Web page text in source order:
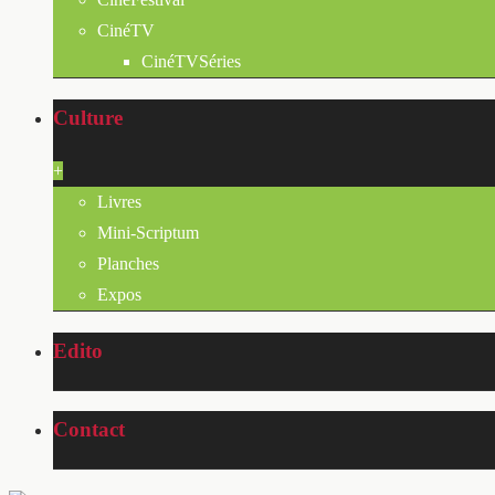
CinéTV
CinéTVSéries
Culture
+
Livres
Mini-Scriptum
Planches
Expos
Edito
Contact